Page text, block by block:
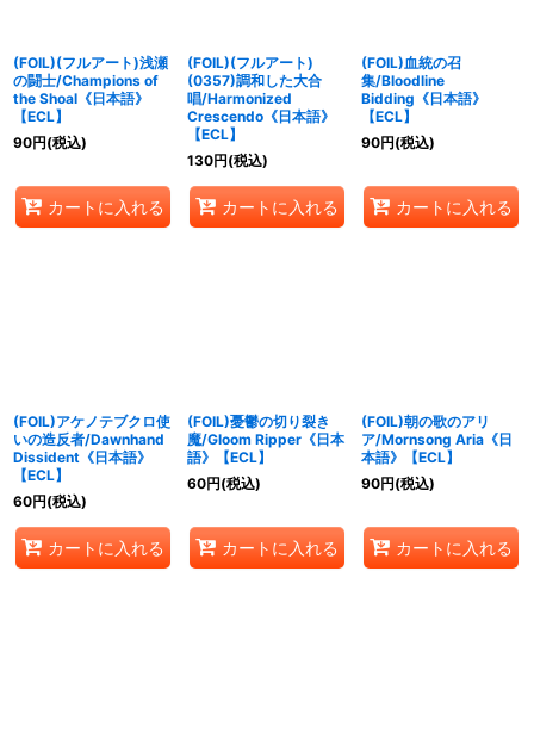
(FOIL)(フルアート)浅瀬
の闘士/Champions of
the Shoal《日本語》
【ECL】
90円(税込)
カートに入れる
(FOIL)(フルアート)
(0357)調和した大合
唱/Harmonized
Crescendo《日本語》
【ECL】
130円(税込)
カートに入れる
(FOIL)血統の召
集/Bloodline
Bidding《日本語》
【ECL】
90円(税込)
カートに入れる
(FOIL)アケノテブクロ使
いの造反者/Dawnhand
Dissident《日本語》
【ECL】
60円(税込)
カートに入れる
(FOIL)憂鬱の切り裂き
魔/Gloom Ripper《日本
語》【ECL】
60円(税込)
カートに入れる
(FOIL)朝の歌のアリ
ア/Mornsong Aria《日
本語》【ECL】
90円(税込)
カートに入れる